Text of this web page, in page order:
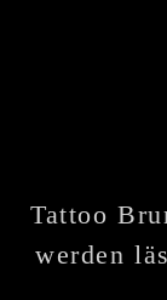
Tattoo
werden